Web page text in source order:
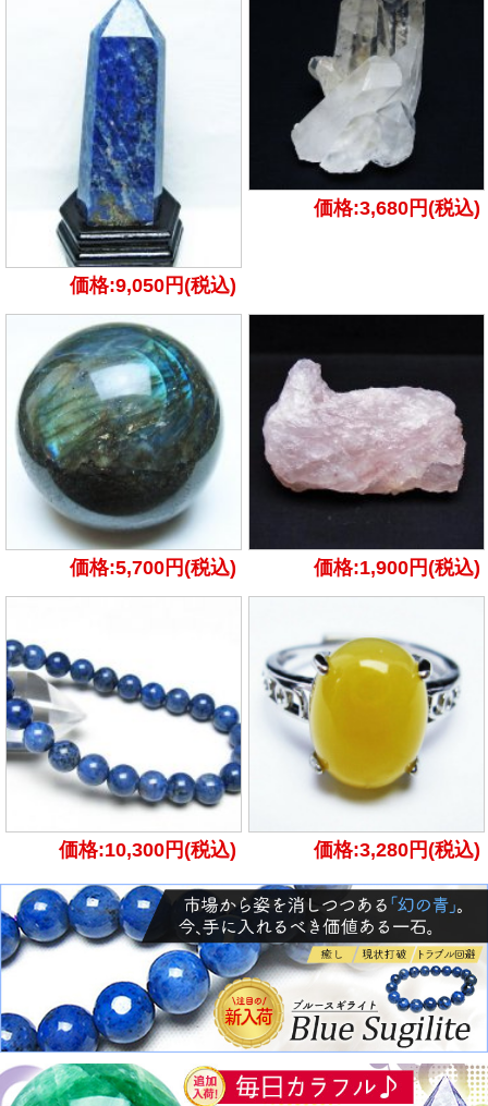
価格:9,050円(税込)
価格:3,680円(税込)
価格:5,700円(税込) 価格:1,900円(税込)
価格:10,300円(税込) 価格:3,280円(税込)